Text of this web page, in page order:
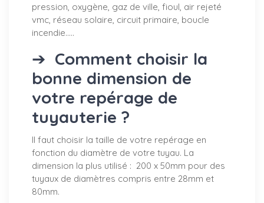
pression, oxygène, gaz de ville, fioul, air rejeté
vmc, réseau solaire, circuit primaire, boucle
incendie.....
➔ Comment choisir la
bonne dimension de
votre repérage de
tuyauterie ?
Il faut choisir la taille de votre repérage en
fonction du diamètre de votre tuyau. La
dimension la plus utilisé : 200 x 50mm pour des
tuyaux de diamètres compris entre 28mm et
80mm.